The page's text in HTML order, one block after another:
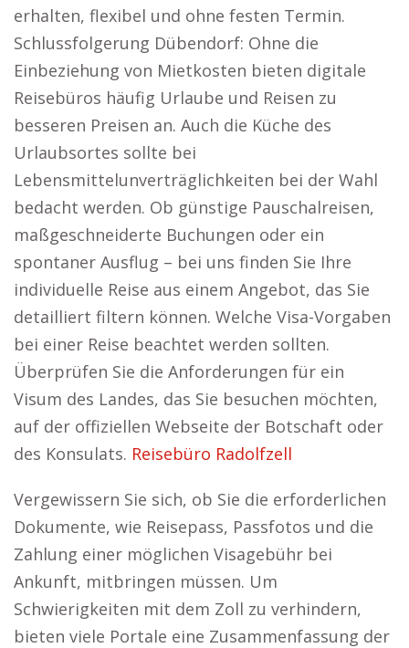
erhalten, flexibel und ohne festen Termin.
Schlussfolgerung Dübendorf: Ohne die
Einbeziehung von Mietkosten bieten digitale
Reisebüros häufig Urlaube und Reisen zu
besseren Preisen an. Auch die Küche des
Urlaubsortes sollte bei
Lebensmittelunverträglichkeiten bei der Wahl
bedacht werden. Ob günstige Pauschalreisen,
maßgeschneiderte Buchungen oder ein
spontaner Ausflug – bei uns finden Sie Ihre
individuelle Reise aus einem Angebot, das Sie
detailliert filtern können. Welche Visa-Vorgaben
bei einer Reise beachtet werden sollten.
Überprüfen Sie die Anforderungen für ein
Visum des Landes, das Sie besuchen möchten,
auf der offiziellen Webseite der Botschaft oder
des Konsulats. Reisebüro Radolfzell
Vergewissern Sie sich, ob Sie die erforderlichen
Dokumente, wie Reisepass, Passfotos und die
Zahlung einer möglichen Visagebühr bei
Ankunft, mitbringen müssen. Um
Schwierigkeiten mit dem Zoll zu verhindern,
bieten viele Portale eine Zusammenfassung der